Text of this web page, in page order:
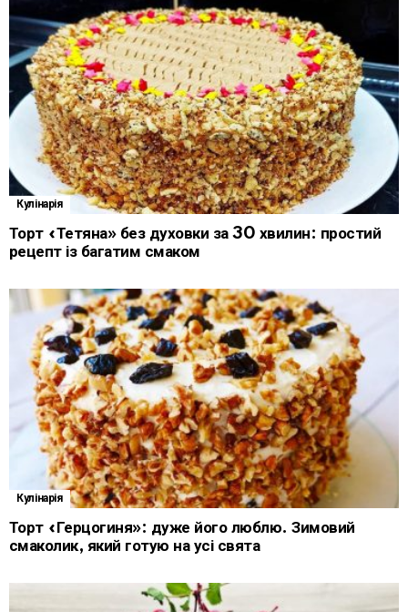
Кулінарія
Торт «Тетяна» без духовки за 30 хвилин: простий
рецепт із багатим смаком
Кулінарія
Торт «Герцогиня»: дуже його люблю. Зимовий
смаколик, який готую на усі свята